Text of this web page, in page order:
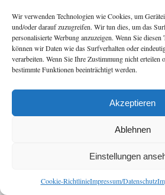
Wir verwenden Technologien wie Cookies, um
und/oder darauf zuzugreifen. Wir tun dies, um das
personalisierte Werbung anzuzeigen. Wenn Sie diesen
können wir Daten wie das Surfverhalten oder
verarbeiten. Wenn Sie Ihre Zustimmung nicht erteilen
bestimmte Funktionen beeinträchtigt werden.
Akzeptieren
Ablehnen
Einstellungen
Cookie-RichtlinieImpressum/Datenschutz
Seiten
Berlin im Buch
Cookie-
Richtlinie (EU)
Foto-Blog
Impressum/Date
Kontakt
Kategorien
Kategorien